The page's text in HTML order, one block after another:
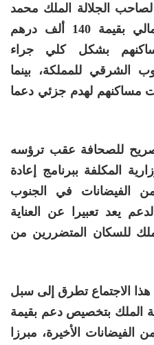
لصاحب الجلالة الملك محمد
السادس، سيتم منح دعم مالي بقيمة 140 ألف درهم
بشكل كلي جراء
الشرقي للمملكة، بينما
مساكنهم لهدم جزئي دعما
للصحافة عقب ترؤسه
المكلفة ببرنامج إعادة
الفيضانات في الجنوب
يعد تعبيرا عن العناية
للسكان المتضررين من
الاجتماع تطرق إلى سبل
الملك بتخصيص دعم بقيمة
الفيضانات الأخيرة، مبرزا